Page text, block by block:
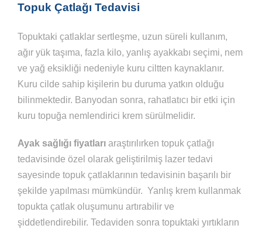
Topuk Çatlağı Tedavisi
Topuktaki çatlaklar sertleşme, uzun süreli kullanım,
ağır yük taşıma, fazla kilo, yanlış ayakkabı seçimi, nem
ve yağ eksikliği nedeniyle kuru ciltten kaynaklanır.
Kuru cilde sahip kişilerin bu duruma yatkın olduğu
bilinmektedir. Banyodan sonra, rahatlatıcı bir etki için
kuru topuğa nemlendirici krem sürülmelidir.
Ayak sağlığı fiyatları araştırılırken topuk çatlağı
tedavisinde özel olarak geliştirilmiş lazer tedavi
sayesinde topuk çatlaklarının tedavisinin başarılı bir
şekilde yapılması mümkündür. Yanlış krem kullanmak
topukta çatlak oluşumunu artırabilir ve
şiddetlendirebilir. Tedaviden sonra topuktaki yırtıkların